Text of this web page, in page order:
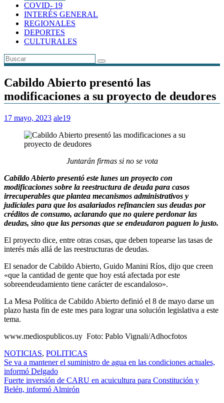
COVID- 19
INTERÉS GENERAL
REGIONALES
DEPORTES
CULTURALES
Cabildo Abierto presentó las
modificaciones a su proyecto de deudores
17 mayo, 2023 ale19
Juntarán firmas si no se vota
Cabildo Abierto presentó este lunes un proyecto con
modificaciones sobre la reestructura de deuda para casos
irrecuperables que plantea mecanismos administrativos y
judiciales para que los asalariados refinancien sus deudas por
créditos de consumo, aclarando que no quiere perdonar las
deudas, sino que las personas que se endeudaron paguen lo justo.
El proyecto dice, entre otras cosas, que deben topearse las tasas de
interés más allá de las reestructuras de deudas.
El senador de Cabildo Abierto, Guido Manini Ríos, dijo que creen
«que la cantidad de gente que hoy está afectada por este
sobreendeudamiento tiene carácter de escandaloso».
La Mesa Política de Cabildo Abierto definió el 8 de mayo darse un
plazo hasta fin de este mes para lograr una solución legislativa a este
tema.
www.mediospublicos.uy Foto: Pablo Vignali/Adhocfotos
NOTICIAS, POLITICAS
Navegación
de
entradas
Se va a mantener el suministro de agua en las condiciones actuales,
informó Delgado
Fuerte inversión de CARU en acuicultura para Constitución y
Belén, informó Almirón